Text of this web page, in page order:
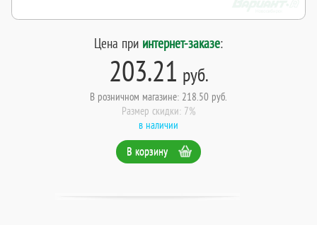
Цена при интернет-заказе:
203.21 руб.
В розничном магазине: 218.50 руб.
Размер скидки: 7%
в наличии
В корзину